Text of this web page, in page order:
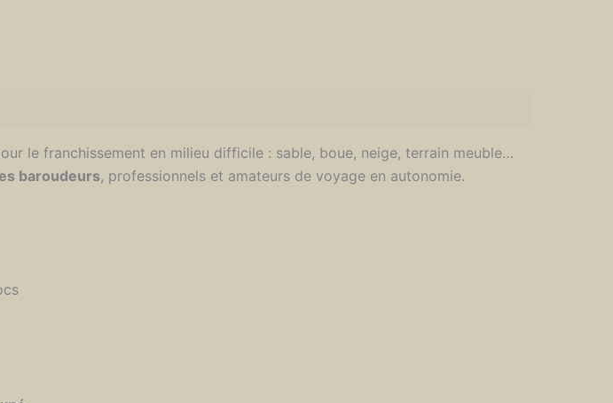
le franchissement en milieu difficile : sable, boue, neige, terrain meuble…
baroudeurs, professionnels et amateurs de voyage en autonomie.